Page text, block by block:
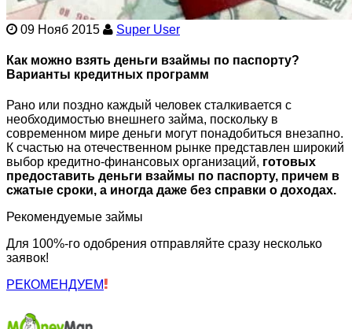
09 Нояб 2015 Super User
Как можно взять деньги взаймы по паспорту?
Варианты кредитных программ
Рано или поздно каждый человек сталкивается с
необходимостью внешнего займа, поскольку в
современном мире деньги могут понадобиться внезапно.
К счастью на отечественном рынке представлен широкий
выбор кредитно-финансовых организаций, готовых
предоставить деньги взаймы по паспорту, причем в
сжатые сроки, а иногда даже без справки о доходах.
Рекомендуемые займы
Для 100%-го одобрения отправляйте сразу несколько
заявок!
РЕКОМЕНДУЕМ